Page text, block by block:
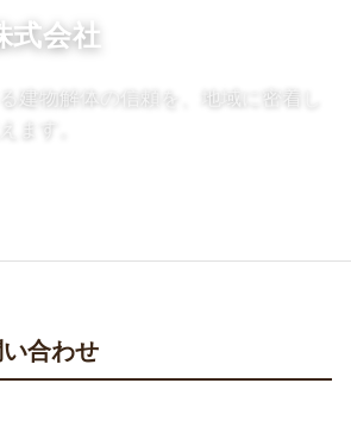
式会社
建物解体の信頼を、地域に密着し
ます。
合わせ